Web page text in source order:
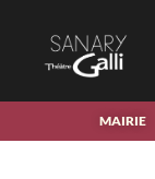
MAIRIE